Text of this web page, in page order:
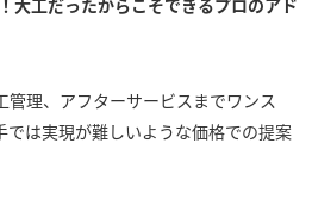
大工だったからこそできるプロのアド
管理、アフターサービスまでワンス
では実現が難しいような価格での提案